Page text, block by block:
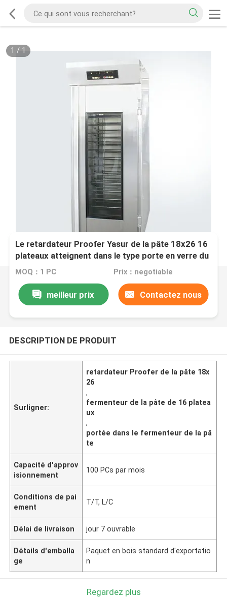
1 / 1
Le retardateur Proofer Yasur de la pâte 18x26 16
plateaux atteignent dans le type porte en verre du
fermenteur 2kw de Proofer de la pâte
MOQ：1 PC Prix：negotiable
meilleur prix Contactez nous
DESCRIPTION DE PRODUIT
Surligner:
retardateur Proofer de la pâte 18x
26
,
fermenteur de la pâte de 16 platea
ux
,
portée dans le fermenteur de la pâ
te
Capacité d'approv
isionnement
100 PCs par mois
Conditions de pai
ement
T/T, L/C
Délai de livraison jour 7 ouvrable
Détails d'emballa
ge
Paquet en bois standard d'exportatio
n
Regardez plus